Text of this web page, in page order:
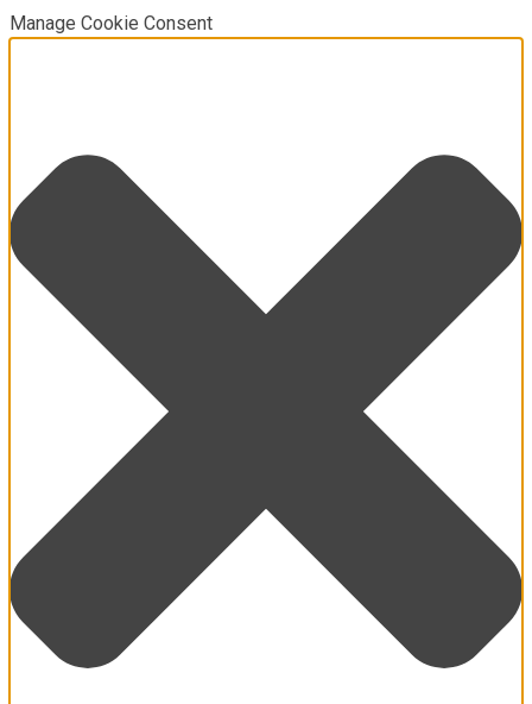
Manage Cookie Consent